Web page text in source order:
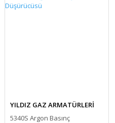
YILDIZ GAZ ARMATÜRLERİ
5340S Argon Basınç